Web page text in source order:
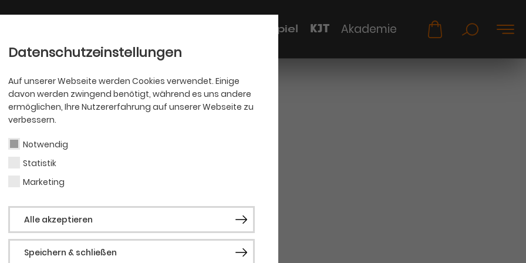
Datenschutzeinstellungen
Auf unserer Webseite werden Cookies verwendet. Einige
davon werden zwingend benötigt, während es uns andere
ermöglichen, Ihre Nutzererfahrung auf unserer Webseite zu
verbessern.
Notwendig
Statistik
Marketing
Alle akzeptieren
Speichern & schließen
Schauspiel KJT Akademie
FEIERT
UND